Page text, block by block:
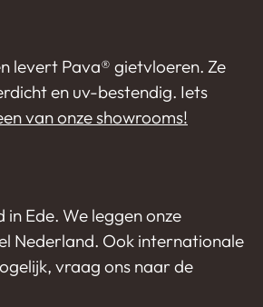
levert Pava®️ gietvloeren. Ze
en uv-bestendig. Iets
van onze showrooms!
in Ede. We leggen onze
Nederland. Ook internationale
vraag ons naar de